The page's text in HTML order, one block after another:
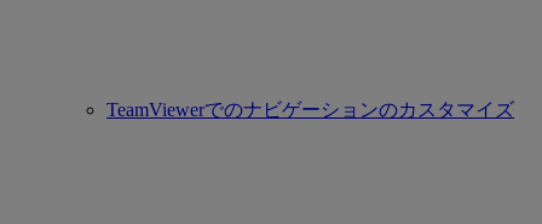
TeamViewerでのナビゲーションのカスタマイズ